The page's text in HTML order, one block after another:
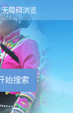
无障碍浏览